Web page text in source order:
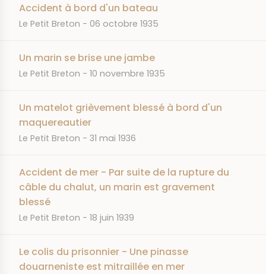
Accident à bord d'un bateau
JOURNAL
Le Petit Breton DATE
06 octobre 1935
Un marin se brise une jambe
JOURNAL
Le Petit Breton DATE
10 novembre 1935
Un matelot grièvement blessé à bord d'un
maquereautier
JOURNAL
Le Petit Breton DATE
31 mai 1936
Accident de mer - Par suite de la rupture du
câble du chalut, un marin est gravement
blessé
JOURNAL
Le Petit Breton DATE
18 juin 1939
Le colis du prisonnier - Une pinasse
douarneniste est mitraillée en mer